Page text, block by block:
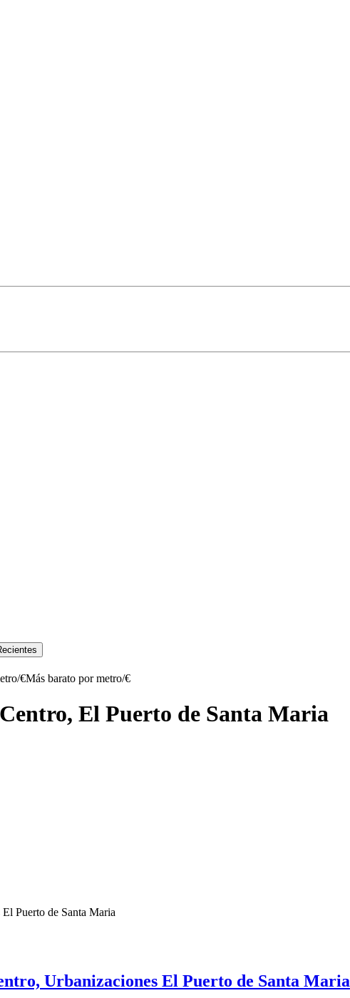
€Más barato por metro/€
El Puerto de Santa Maria
Urbanizaciones El Puerto de Santa Maria